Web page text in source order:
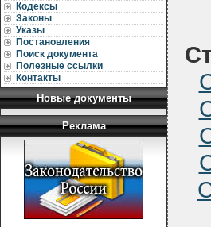
Кодексы
Законы
Указы
Постановления
Поиск документа
Полезные ссылки
Контакты
Новые документы
Реклама